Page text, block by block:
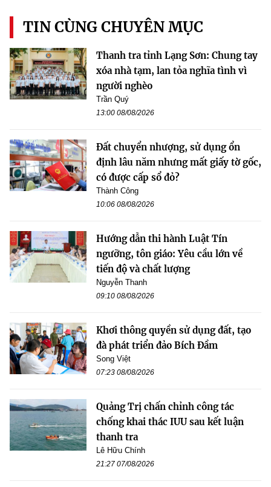
TIN CÙNG CHUYÊN MỤC
Thanh tra tỉnh Lạng Sơn: Chung tay
xóa nhà tạm, lan tỏa nghĩa tình vì
người nghèo
Trần Quý
13:00 08/08/2026
Đất chuyển nhượng, sử dụng ổn
định lâu năm nhưng mất giấy tờ gốc,
có được cấp sổ đỏ?
Thành Công
10:06 08/08/2026
Hướng dẫn thi hành Luật Tín
ngưỡng, tôn giáo: Yêu cầu lớn về
tiến độ và chất lượng
Nguyễn Thanh
09:10 08/08/2026
Khơi thông quyền sử dụng đất, tạo
đà phát triển đảo Bích Đầm
Song Việt
07:23 08/08/2026
Quảng Trị chấn chỉnh công tác
chống khai thác IUU sau kết luận
thanh tra
Lê Hữu Chính
21:27 07/08/2026